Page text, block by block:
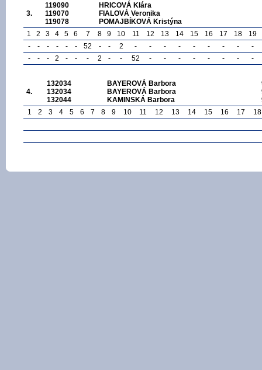
3.
119090
119070
119078
HRICOVÁ Klára
FIALOVÁ Veronika
POMAJBÍKOVÁ Kristýna
1
2 3 4 5 6 7 8 9 10 11 12 13 14 15 16 17 18
19
-
- - - - - 52 - - 2 - - - - - - - -
-
-
- - 2 - - - 2 - - 52 - - - - - - - -
4.
132034
132034
132044
BAYEROVÁ Barbora
BAYEROVÁ Barbora
KAMINSKÁ Barbora
1
2 3 4 5 6 7 8 9 10 11 12 13 14 15 16 17 18